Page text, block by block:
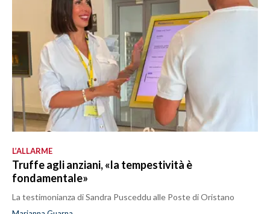
L’ALLARME
Truffe agli anziani, «la tempestività è
fondamentale»
La testimonianza di Sandra Pusceddu alle Poste di Oristano